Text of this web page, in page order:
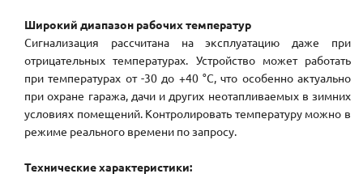
Широкий диапазон рабочих температур
Сигнализация рассчитана на эксплуатацию даже при
отрицательных температурах. Устройство может работать
при температурах от -30 до +40 °С, что особенно актуально
при охране гаража, дачи и других неотапливаемых в зимних
условиях помещений. Контролировать температуру можно в
режиме реального времени по запросу.
Технические характеристики: